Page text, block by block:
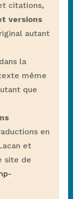
citations,
versions
autant
la
même
que
en
et
site de